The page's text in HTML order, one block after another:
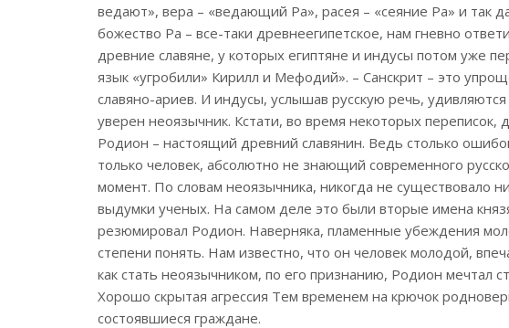
ведают», вера – «ведающий Ра», расея – «сеяние Ра» и так
божество Ра – все-таки древнеегипетское, нам гневно
древние славяне, у которых египтяне и индусы потом уже
язык «угробили» Кирилл и Мефодий». – Санскрит – это
славяно-ариев. И индусы, услышав русскую речь, удивляются
уверен неоязычник. Кстати, во время некоторых переписок,
Родион – настоящий древний славянин. Ведь столько
только человек, абсолютно не знающий современного
момент. По словам неоязычника, никогда не существовало
выдумки ученых. На самом деле это были вторые имена
резюмировал Родион. Наверняка, пламенные убеждения
степени понять. Нам известно, что он человек молодой,
как стать неоязычником, по его признанию, Родион мечтал
Хорошо скрытая агрессия Тем временем на крючок
состоявшиеся граждане.